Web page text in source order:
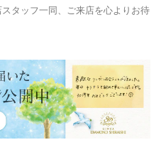
タッフ一同、ご来店を心よりお待